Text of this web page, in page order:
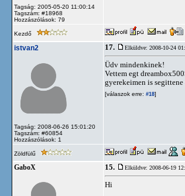
Tagság: 2005-05-20 11:00:14
Tagszám: #18968
Hozzászólások: 79
Kezdő
istvan2
Tagság: 2008-06-26 15:01:20
Tagszám: #60854
Hozzászólások: 1
17. Elküldve: 2008-10-24
Üdv mindenkinek!
Vettem egt
gyerekeimen is
[válaszok erre: #18]
Zöldfülű
GaboX 15. Elküldve: 2008-06-19
Hi